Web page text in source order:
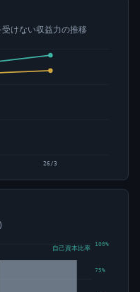
けない収益力の推移
26/3
75%
100%
自己資本比率